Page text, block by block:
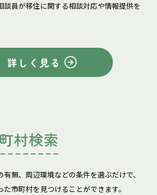
談員が移住に関する相談対応や情報提供を
詳しく見る
村検索
無、周辺環境などの条件を選ぶだけで、
市町村を見つけることができます。